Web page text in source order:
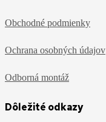
Obchodné podmienky
Ochrana osobných údajov
Odborná montáž
Dôležité odkazy